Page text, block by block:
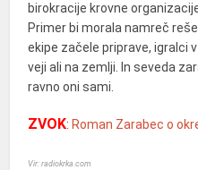
birokracije krovne
Primer bi morala namreč
ekipe začele priprave, igralci
veji ali na zemlji. In seveda
ravno oni sami.
ZVOK: Roman Zarabec o
Vir: radiokrka.com